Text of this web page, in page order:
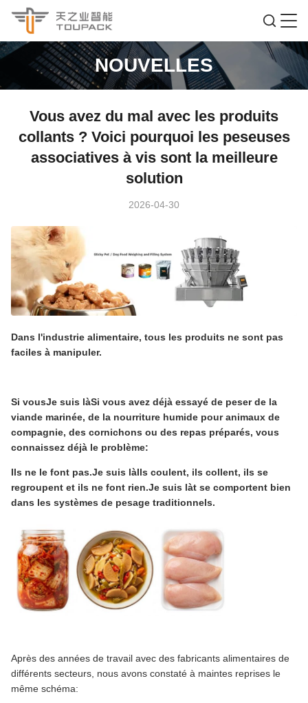
NOUVELLES
Vous avez du mal avec les produits
collants ? Voici pourquoi les peseuses
associatives à vis sont la meilleure
solution
2026-04-30
Dans l'industrie alimentaire, tous les produits ne sont pas
faciles à manipuler.
Si vousJe suis làSi vous avez déjà essayé de peser de la
viande marinée, de la nourriture humide pour animaux de
compagnie, des cornichons ou des repas préparés, vous
connaissez déjà le problème:
Ils ne le font pas.Je suis làIls coulent, ils collent, ils se
regroupent et ils ne font rien.Je suis làt se comportent bien
dans les systèmes de pesage traditionnels.
Après des années de travail avec des fabricants alimentaires de
différents secteurs, nous avons constaté à maintes reprises le
même schéma: